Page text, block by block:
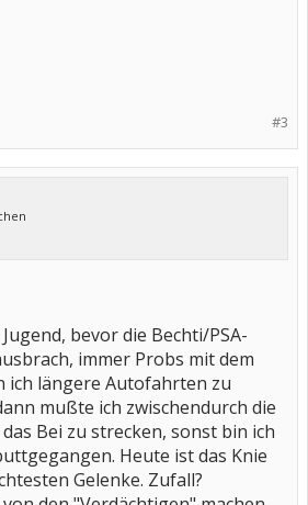
#3
bevor die Bechti/PSA-
immer Probs mit dem
ich längere Autofahrten zu
mußte ich zwischendurch die
Bei zu strecken, sonst bin ich
Heute ist das Knie
Gelenke. Zufall?